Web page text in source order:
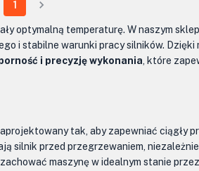
1
optymalną temperaturę. W naszym
i stabilne warunki pracy silników. Dzięki
i precyzję wykonania , które
tak, aby zapewniać ciągły
silnik przed przegrzewaniem,
maszynę w idealnym stanie